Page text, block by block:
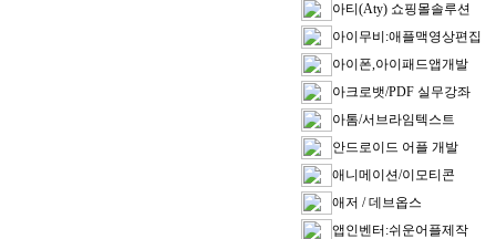
아티(Aty) 쇼핑몰솔루션
아이무비:애플맥영상편집
아이폰,아이패드앱개발
아크로뱃/PDF 실무강좌
아톰/서브라임텍스트
안드로이드 어플 개발
애니메이션/이모티콘
애저 / 데브옵스
앱인벤터:쉬운어플제작